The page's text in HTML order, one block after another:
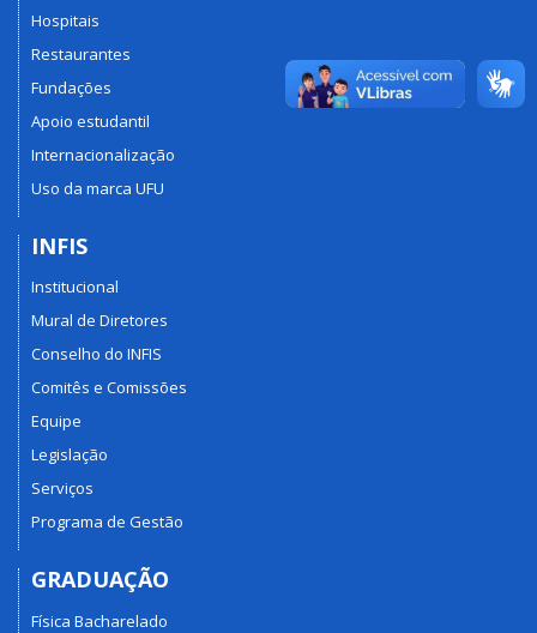
Hospitais
Restaurantes
Fundações
Apoio estudantil
Internacionalização
Uso da marca UFU
INFIS
Institucional
Mural de Diretores
Conselho do INFIS
Comitês e Comissões
Equipe
Legislação
Serviços
Programa de Gestão
GRADUAÇÃO
Física Bacharelado